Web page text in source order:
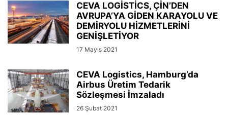
CEVA LOGİSTİCS, ÇİN’DEN
AVRUPA’YA GİDEN KARAYOLU VE
DEMİRYOLU HİZMETLERİNİ
GENİŞLETİYOR
17 Mayıs 2021
CEVA Logistics, Hamburg’da
Airbus Üretim Tedarik
Sözleşmesi İmzaladı
26 Şubat 2021